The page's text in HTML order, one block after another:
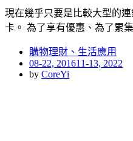
現在幾乎只要是比較大型的
卡。 為了享有優惠、為了累
購物理財、生活應用
Posted
on
08-22, 201611-13, 2022
by CoreYi